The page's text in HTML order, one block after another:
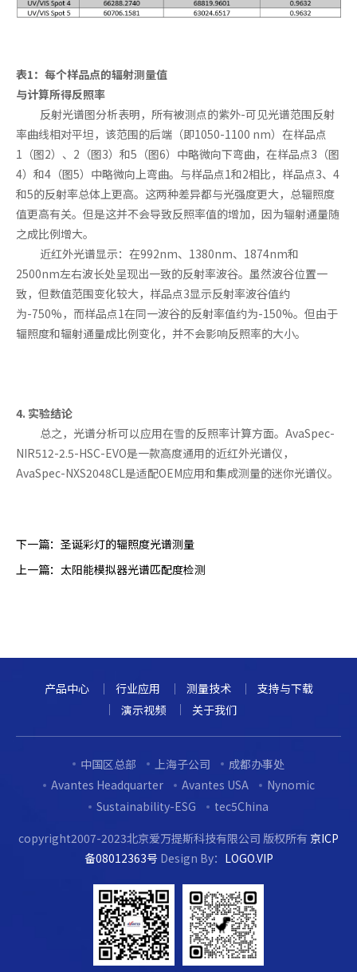
表1：每个样品点的辐射测量值
与计算所得反照率
反射光谱图分析表明，所有被测点的紫外-可见光谱范围反射
率曲线相对平坦，该范围的后端（即1050-1100 nm）在样品点
1（图2）、2（图3）和5（图6）中略微向下弯曲，在样品点3（图
4）和4（图5）中略微向上弯曲。与样品点1和2相比，样品点3、4
和5的反射率总体上更高。这两种差异都与光强度更大，总辐照度
值更高有关。但是这并不会导致反照率值的增加，因为辐射通量随
之成比例增大。
近红外光谱显示：在992nm、1380nm、1874nm和
2500nm左右波长处呈现出一致的反射率波谷。虽然波谷位置一
致，但数值范围变化较大，样品点3显示反射率波谷值约
为-750%，而样品点1在同一波谷的反射率值约为-150%。但由于
辐照度和辐射通量成比例变化，并不会影响反照率的大小。
4. 实验结论
总之，光谱分析可以应用在雪的反照率计算方面。AvaSpec-
NIR512-2.5-HSC-EVO是一款高度通用的近红外光谱仪，
AvaSpec-NXS2048CL是适配OEM应用和集成测量的迷你光谱仪。
下一篇： 圣诞彩灯的辐照度光谱测量
上一篇： 太阳能模拟器光谱匹配度检测
产品中心 行业应用 测量技术
支持与下载
演示视频
关于我们
中国区总部 上海子公司
成都办事处
Avantes Headquarter
Avantes USA
Nynomic
Sustainability-ESG
tec5China
copyright2007-2023北京爱万提斯科技有限公司 版权所有 京ICP
备08012363号 Design By： LOGO.VIP